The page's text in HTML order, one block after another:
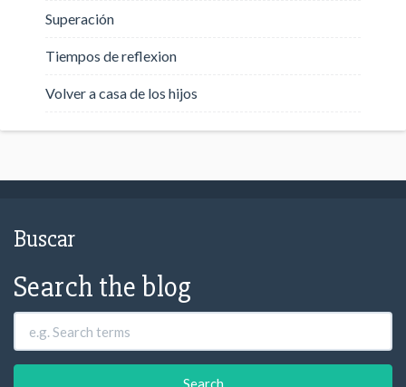
Superación
Tiempos de reflexion
Volver a casa de los hijos
Buscar
Search the blog